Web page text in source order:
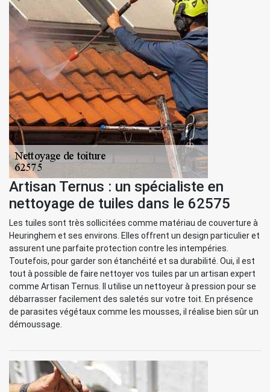
Artisan Ternus : un spécialiste en
nettoyage de tuiles dans le 62575
Les tuiles sont très sollicitées comme matériau de couverture à
Heuringhem et ses environs. Elles offrent un design particulier et
assurent une parfaite protection contre les intempéries.
Toutefois, pour garder son étanchéité et sa durabilité. Oui, il est
tout à possible de faire nettoyer vos tuiles par un artisan expert
comme Artisan Ternus. Il utilise un nettoyeur à pression pour se
débarrasser facilement des saletés sur votre toit. En présence
de parasites végétaux comme les mousses, il réalise bien sûr un
démoussage.